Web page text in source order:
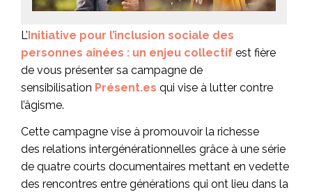
L’ Initiative pour l’inclusion sociale des
personnes aînées : un enjeu collectif est fière
de vous présenter sa campagne de
sensibilisation Présent.es qui vise à lutter contre
l’âgisme.
Cette campagne vise à promouvoir la richesse
des relations intergénérationnelles grâce à une série
de quatre courts documentaires mettant en vedette
des rencontres entre générations qui ont lieu dans la